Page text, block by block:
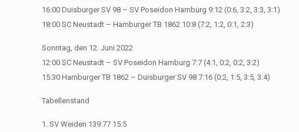
16:00 Duisburger SV 98 – SV Poseidon Hamburg 9:12 (0:6, 3:2, 3:3, 3:1)
18:00 SC Neustadt – Hamburger TB 1862 10:8 (7:2, 1:2, 0:1, 2:3)
Sonntag, den 12. Juni 2022
12:00 SC Neustadt – SV Poseidon Hamburg 7:7 (4:1, 0:2, 0:2, 3:2)
15:30 Hamburger TB 1862 – Duisburger SV 98 7:16 (0:2, 1:5, 3:5, 3:4)
Tabellenstand
1. SV Weiden 139:77 15:5